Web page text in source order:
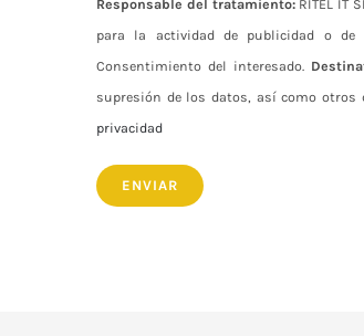
Responsable del tratamiento:RITEL IT
para la actividad de publicidad o de
Consentimiento del interesado.
supresión de los datos, así como otros
privacidad